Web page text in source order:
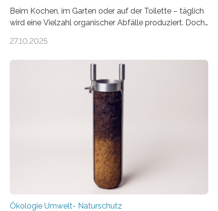
Beim Kochen, im Garten oder auf der Toilette – täglich
wird eine Vielzahl organischer Abfälle produziert. Doch
Potenzial nur dann entfalten können, wenn sie in
Veränderung der Wirtschaft wichtig ist, zeigt der vom
Deutschen Biomasseforschungszentrum und der
Stadtreinigung Leipzig konzipierte und am 24. Oktober
2025 offiziell eingeweihte Stadtrundgang „KreisLauf“. Er
ist ab sofort im Leipziger Stadtgebiet…
27.10.2025
Ökologie Umwelt- Naturschutz